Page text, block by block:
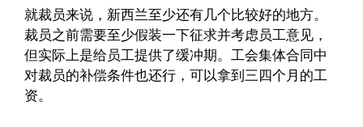
就裁员来说，新西兰至少还有几个比较好的地方。
裁员之前需要至少假装一下征求并考虑员工意见，
但实际上是给员工提供了缓冲期。工会集体合同中
对裁员的补偿条件也还行，可以拿到三四个月的工
资。